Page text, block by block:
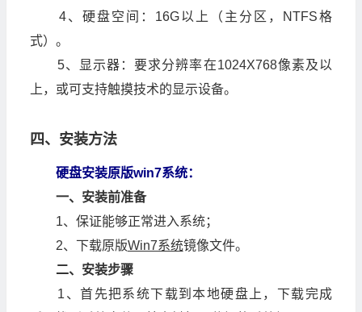
4、硬盘空间：16G以上（主分区，NTFS格
式）。
5、显示器：要求分辨率在1024X768像素及以
上，或可支持触摸技术的显示设备。
四、安装方法
硬盘安装原版win7系统：
一、安装前准备
1、保证能够正常进入系统；
2、下载原版Win7系统镜像文件。
二、安装步骤
1、首先把系统下载到本地硬盘上，下载完成